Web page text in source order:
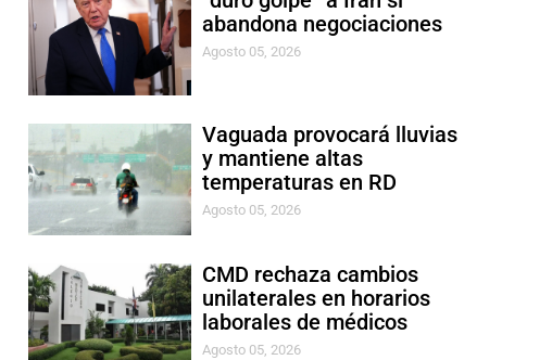
abandona negociaciones
Agosto 05, 2026
Vaguada provocará lluvias
y mantiene altas
temperaturas en RD
Agosto 05, 2026
CMD rechaza cambios
unilaterales en horarios
laborales de médicos
Agosto 05, 2026